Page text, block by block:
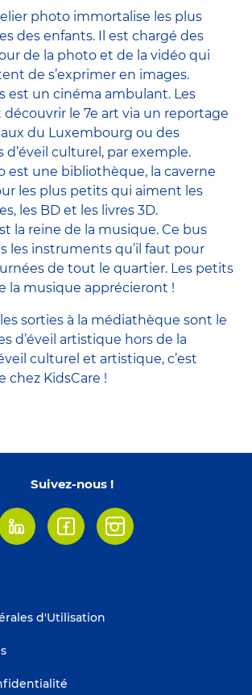
photo immortalise les plus
des enfants. Il est chargé des
de la photo et de la vidéo qui
de s’exprimer en images.
est un cinéma ambulant. Les
le 7e art via un reportage
du Luxembourg ou des
d’éveil culturel, par exemple.
est une bibliothèque, la caverne
les plus petits qui aiment les
les BD et les livres 3D.
la reine de la musique. Ce bus
les instruments qu’il faut pour
de tout le quartier. Les petits
la musique apprécieront !
sorties à la médiathèque sont le
d’éveil artistique hors de la
culturel et artistique, c’est
chez KidsCare !
Suivez-nous !
FacebookInstagram
d'Utilisation